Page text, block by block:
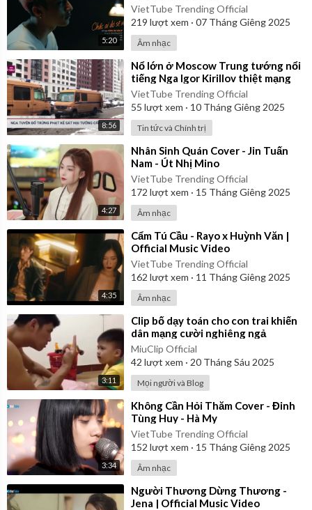
5:20
VietTube Trending Official
219 lượt xem · 07 Tháng Giêng 2025
Âm nhạc
8:56
⁣Nổ lớn ở Moscow Trung tướng nổi
tiếng Nga Igor Kirillov thiệt mạng
VietTube Trending Official
55 lượt xem · 10 Tháng Giêng 2025
Tin tức và Chính trị
4:27
⁣Nhân Sinh Quán Cover - Jin Tuấn
Nam - Út Nhị Mino
VietTube Trending Official
172 lượt xem · 15 Tháng Giêng 2025
Âm nhạc
4:35
⁣Cẩm Tú Cầu - Rayo x Huỳnh Văn |
Official Music Video
VietTube Trending Official
162 lượt xem · 11 Tháng Giêng 2025
Âm nhạc
3:11
⁣Clip bố dạy toán cho con trai khiến
dân mạng cười nghiêng ngả
MiuClip Official
42 lượt xem · 20 Tháng Sáu 2025
Mọi người và Blog
3:34
⁣Không Cần Hỏi Thăm Cover - Đinh
Tùng Huy - Hà My
VietTube Trending Official
152 lượt xem · 15 Tháng Giêng 2025
Âm nhạc
⁣Người Thương Dừng Thương -
Jena | Official Music Video